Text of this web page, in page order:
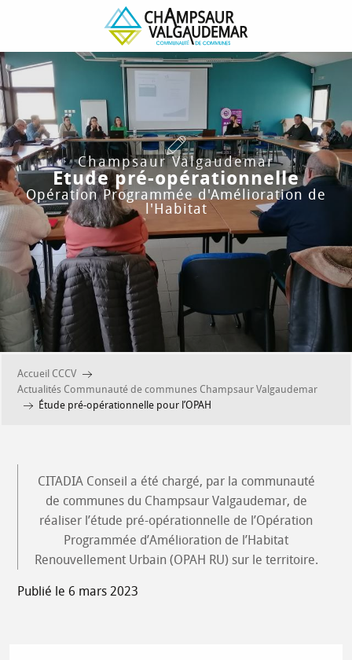
Champsaur Valgaudemar
Etude pré-opérationnelle
Opération Programmée d'Amélioration de
l'Habitat
Accueil CCCV
Actualités Communauté de communes Champsaur Valgaudemar
Étude pré-opérationnelle pour l’OPAH
CITADIA Conseil a été chargé, par la communauté
de communes du Champsaur Valgaudemar, de
réaliser l’étude pré-opérationnelle de l’Opération
Programmée d’Amélioration de l’Habitat
Renouvellement Urbain (OPAH RU) sur le territoire.
Publié le 6 mars 2023